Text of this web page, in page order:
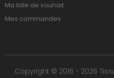
Ma liste de souhait
Mes commandes
Copyright © 2016 - 2026